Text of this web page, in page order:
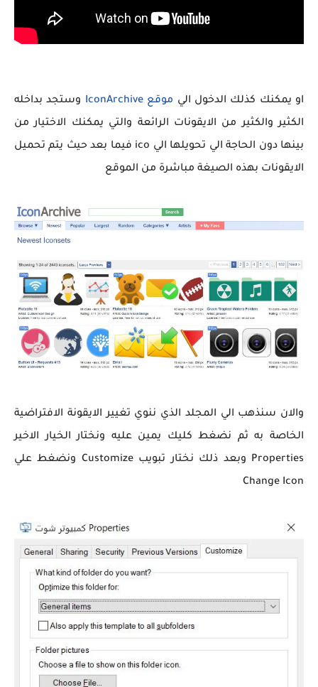
او يمكنك كذلك الدخول الي موقع IconArchive
وستجد بداخله
الكثير والكثير من الايقونات الرائعة والتي يمكنك الاختيار من
بينها دون الحاجة الي تحويلها الي ico فيما بعد حيث يتم تحميل
الايقونات بهذه الصيغة مباشرة من الموقع
والان سنذهب الي المجلد الذي ننوي تغيير الايقونة الافتراضية
الخاصة به ثم نضغط كليك يمين عليه ونختار الخيار الاخير
Properties وبعد ذلك نختار تبويب Customize ونضغط علي
Change Icon